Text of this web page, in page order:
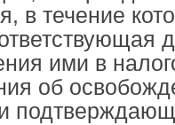
в течение
ими в
об